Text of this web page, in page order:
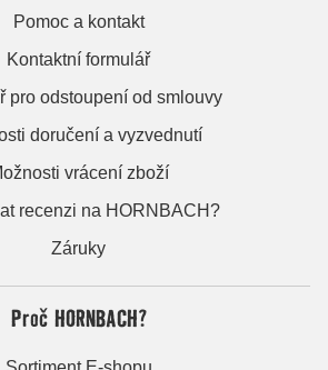
Pomoc a kontakt
Kontaktní formulář
pro odstoupení od smlouvy
doručení a vyzvednutí
vrácení zboží
recenzi na HORNBACH?
Záruky
Proč HORNBACH?